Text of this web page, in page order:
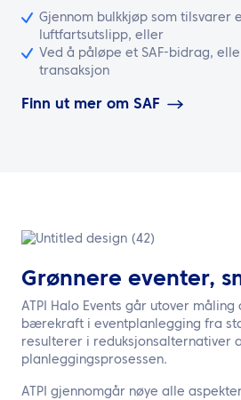
Gjennom bulkkjøp som tilsvarer
luftfartsutslipp, eller
Ved å påløpe et SAF-bidrag,
transaksjon
Finn ut mer om SAF
Grønnere eventer,
ATPI Halo Events går utover
bærekraft i eventplanlegging fra
resulterer i reduksjonsalternativer
planleggingsprosessen.
ATPI gjennomgår nøye alle